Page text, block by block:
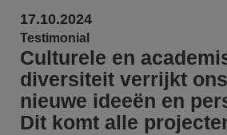
17.10.2024
Testimonial
Culturele en
diversiteit verrijkt
nieuwe ideeën en
Dit komt alle